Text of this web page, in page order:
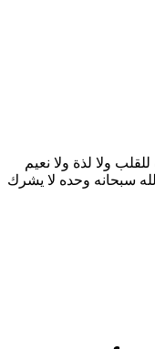
ولا لذة ولا نعيم
سبحانه وحده لا يشرك